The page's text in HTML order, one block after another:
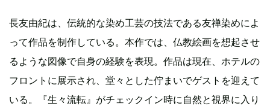
長友由紀は、伝統的な染め工芸の技法である友禅染めによ
って作品を制作している。本作では、仏教絵画を想起させ
るような図像で自身の経験を表現。作品は現在、ホテルの
フロントに展示され、堂々とした佇まいでゲストを迎えて
いる。『生々流転』がチェックイン時に自然と視界に入り